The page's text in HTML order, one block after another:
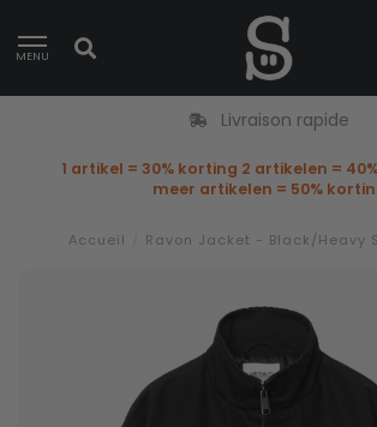
MENU
Livraison rapide
1 artikel = 30% korting 2 artikelen =
meer artikelen = 50%
Accueil Ravon Jacket - Black/Heavy